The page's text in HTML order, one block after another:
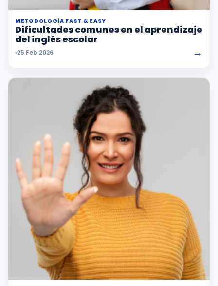
METODOLOGÍA FAST & EASY
Dificultades comunes en el aprendizaje
del inglés escolar
25 Feb 2026 →